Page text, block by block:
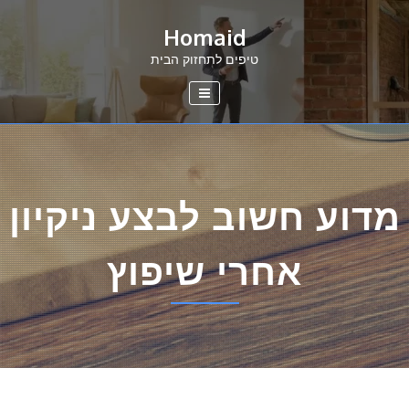
Skip
Homaid
טיפים לתחזוק הבית
מדוע חשוב לבצע ניקיון
אחרי שיפוץ